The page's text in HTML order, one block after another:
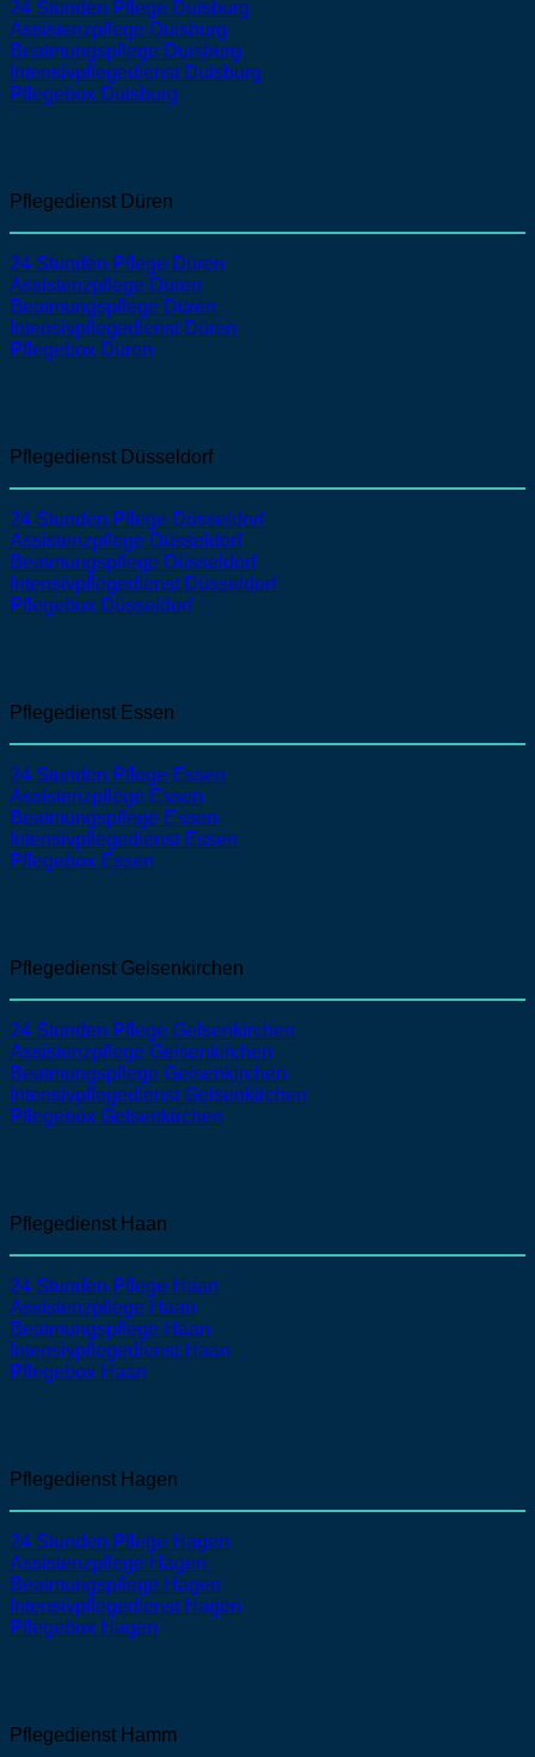
24 Stunden Pflege Duisburg
Assistenzpflege Duisburg
Beatmungspflege Duisburg
Intensivpflegedienst Duisburg
Pflegebox Duisburg
Pflegedienst Düren
24 Stunden Pflege Düren
Assistenzpflege Düren
Beatmungspflege Düren
Intensivpflegedienst Düren
Pflegebox Düren
Pflegedienst Düsseldorf
24 Stunden Pflege Düsseldorf
Assistenzpflege Düsseldorf
Beatmungspflege Düsseldorf
Intensivpflegedienst Düsseldorf
Pflegebox Düsseldorf
Pflegedienst Essen
24 Stunden Pflege Essen
Assistenzpflege Essen
Beatmungspflege Essen
Intensivpflegedienst Essen
Pflegebox Essen
Pflegedienst Gelsenkirchen
24 Stunden Pflege Gelsenkirchen
Assistenzpflege Gelsenkirchen
Beatmungspflege Gelsenkirchen
IntensivpflegedienstGelsenkirchen
Pflegebox Gelsenkirchen
Pflegedienst Haan
24 Stunden Pflege Haan
Assistenzpflege Haan
Beatmungspflege Haan
Intensivpflegedienst Haan
Pflegebox Haan
Pflegedienst Hagen
24 Stunden Pflege Hagen
Assistenzpflege Hagen
Beatmungspflege Hagen
Intensivpflegedienst Hagen
Pflegebox Hagen
Pflegedienst Hamm